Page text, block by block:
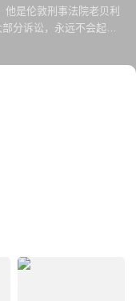
他是伦敦刑事法院老贝利
分诉讼，永远不会起
败的一面，被判无罪的当